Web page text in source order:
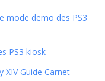
mode demo des PS3
PS3 kiosk
XIV Guide Carnet